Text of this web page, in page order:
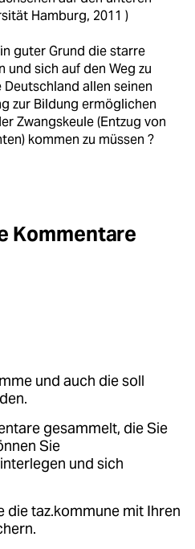
Hamburg, 2011 )
guter Grund die starre
und sich auf den Weg zu
allen seinen
zur Bildung ermöglichen
Zwangskeule (Entzug von
kommen zu müssen ?
Kommentare
und auch die soll
gesammelt, die Sie
Sie
und sich
die taz.kommune mit Ihren